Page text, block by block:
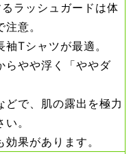
ラッシュガードは体
意。
Tシャツが最適。
らやや浮く「ややダ
どで、肌の露出を極力
。
果があります。